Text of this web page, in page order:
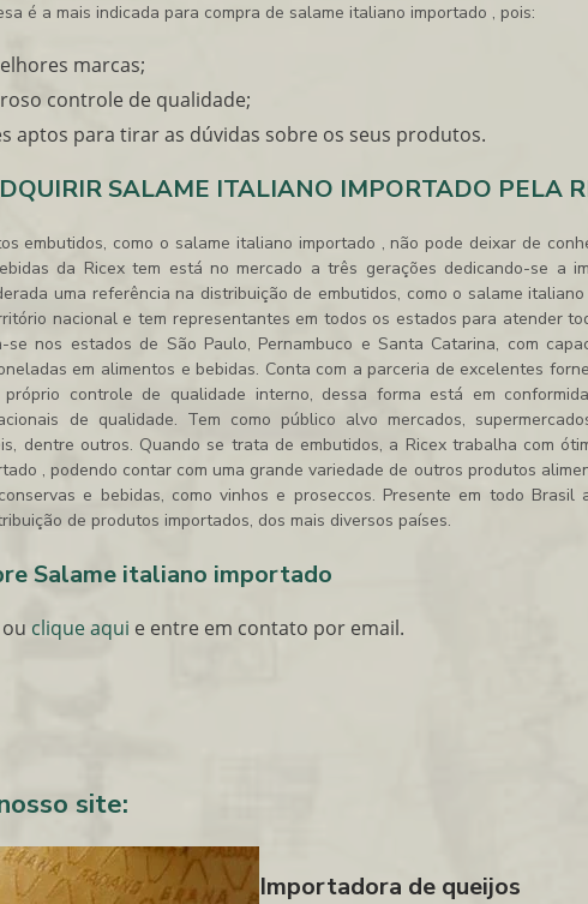
é a mais indicada para compra de salame italiano importado , pois:
marcas;
controle de qualidade;
aptos para tirar as dúvidas sobre os seus produtos.
SALAME ITALIANO IMPORTADO PELA
embutidos, como o salame italiano importado , não pode deixar de
da Ricex tem está no mercado a três gerações dedicando-se a
uma referência na distribuição de embutidos, como o salame
nacional e tem representantes em todos os estados para atender
nos estados de São Paulo, Pernambuco e Santa Catarina, com
em alimentos e bebidas. Conta com a parceria de excelentes
controle de qualidade interno, dessa forma está em
de qualidade. Tem como público alvo mercados,
dentre outros. Quando se trata de embutidos, a Ricex trabalha com
, podendo contar com uma grande variedade de outros produtos
e bebidas, como vinhos e proseccos. Presente em todo Brasil
de produtos importados, dos mais diversos países.
Salame italiano importado
ou clique aqui e entre em contato por email.
site:
Importadora de queijos